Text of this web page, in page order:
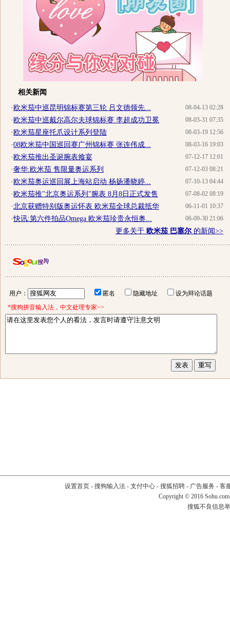
相关新闻
08-04-13 02:28
·欧米茄中巡昆明锦标赛第三轮 吕文德领先...
08-03-31 07:35
·欧米茄中巡戴尔高尔夫球锦标赛 李超成功卫冕
08-03-19 12:56
·欧米茄星座托爪设计系列登陆
08-03-16 19:03
·08欧米茄中国巡回赛广州锦标赛 张连伟成...
07-12-17 12:01
·欧米茄推出圣诞腕表飨宴
07-12-03 08:21
·奢华:欧米茄 售限量奥运系列
07-10-13 04:44
·欧米茄奥运巡回展上海站启动 杨扬潘晓婷...
07-08-02 08:19
·欧米茄推"北京奥运系列"腕表 8月8日正式发售
06-11-01 10:37
·北京获赠特别版奥运怀表 欧米茄全球总裁抵华
06-09-30 21:06
·快讯:第六件拍品Omega 欧米茄珍贵永恒奥...
更多关于 欧米茄 巴塞尔 的新闻>>
用户： 匿名 隐藏地址
设为辩论话题
*搜狗拼音输入法，中文处理专家>>
设置首页- 搜狗输入法- 支付中心- 搜狐招聘- 广告服务 - 客
Copyright © 2016
搜狐不良信息